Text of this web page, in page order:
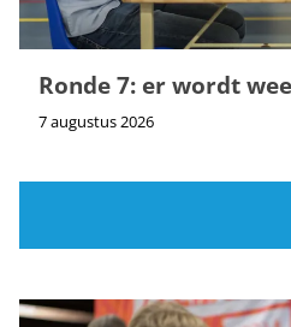
Ronde 7: er wordt
7 augustus 2026